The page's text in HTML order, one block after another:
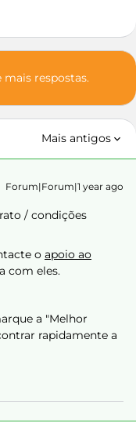
respostas.
Mais antigos
Forum|Forum|1 year ago
/ condições
o apoio ao
com eles.
a "Melhor
rapidamente a